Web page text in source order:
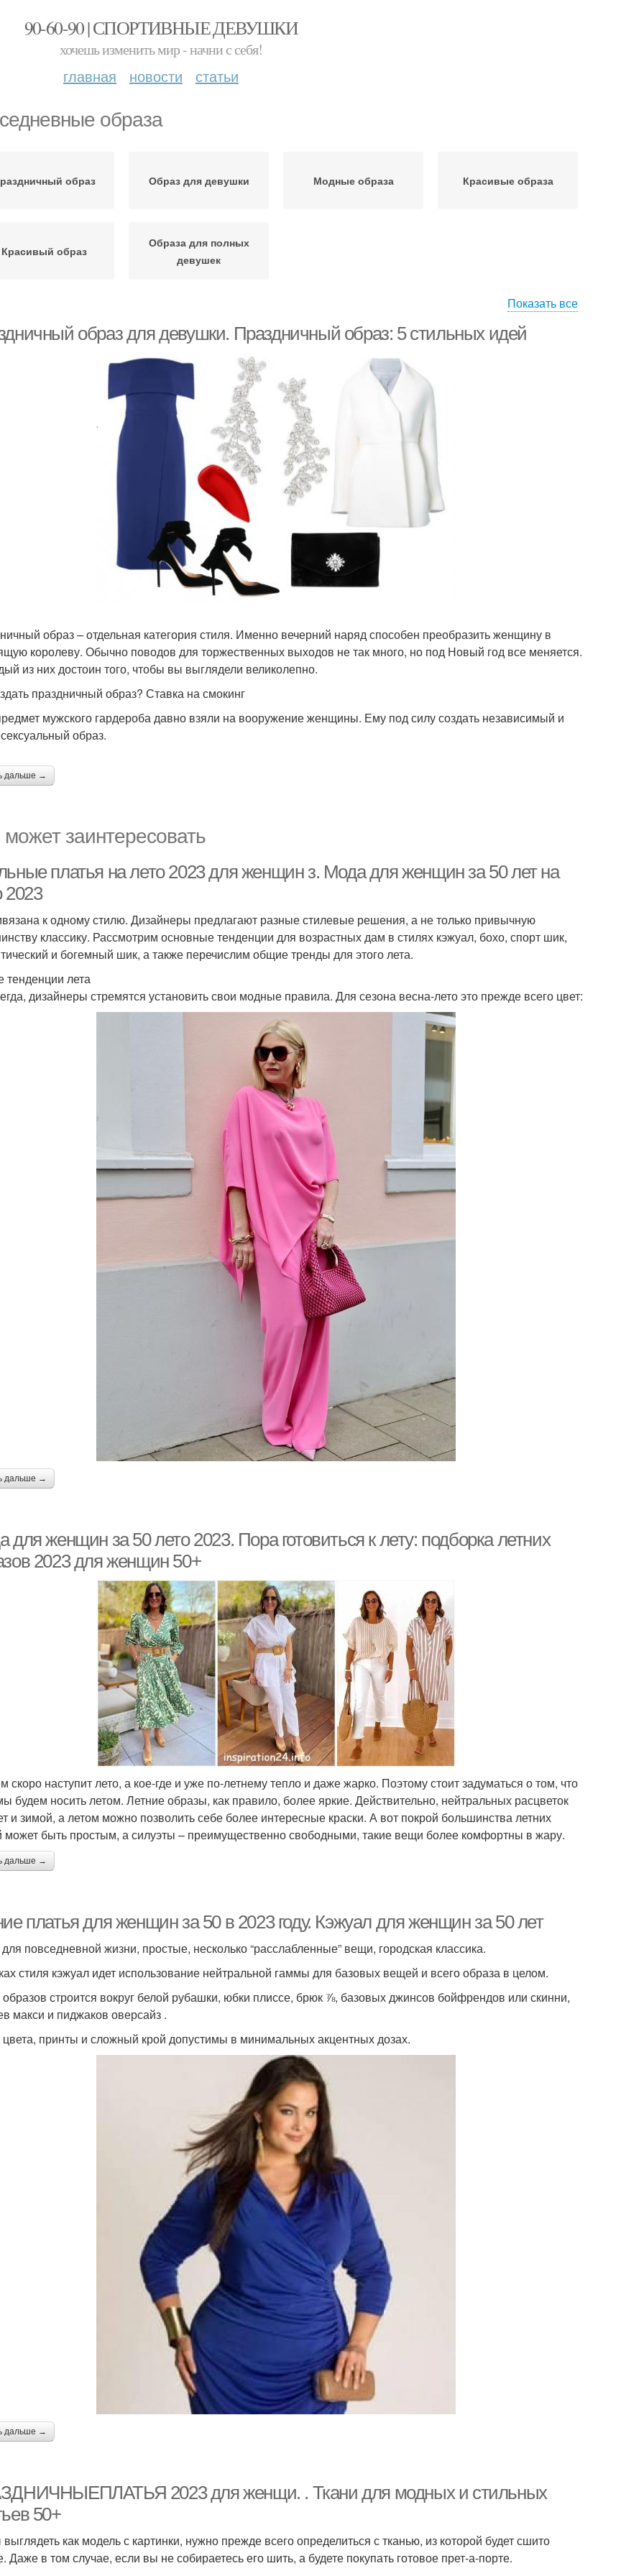
90-60-90 | СПОРТИВНЫЕ ДЕВУШКИ
хочешь изменить мир - начни с себя!
главная новости статьи
образа
образ Образ для девушки Модные образа Красивые образа
Красивый образ
Образа для полных
девушек
Показать все
образ для девушки. Праздничный образ: 5 стильных идей
образ – отдельная категория стиля. Именно вечерний наряд способен преобразить женщину в
королеву. Обычно поводов для торжественных выходов не так много, но под Новый год все меняется.
из них достоин того, чтобы вы выглядели великолепно.
праздничный образ? Ставка на смокинг
мужского гардероба давно взяли на вооружение женщины. Ему под силу создать независимый и
образ.
дальше →
заинтересовать
платья на лето 2023 для женщин з. Мода для женщин за 50 лет на
2023
к одному стилю. Дизайнеры предлагают разные стилевые решения, а не только привычную
классику. Рассмотрим основные тенденции для возрастных дам в стилях кэжуал, бохо, спорт шик,
и богемный шик, а также перечислим общие тренды для этого лета.
лета
дизайнеры стремятся установить свои модные правила. Для сезона весна-лето это прежде всего цвет:
дальше →
для женщин за 50 лето 2023. Пора готовиться к лету: подборка летних
2023 для женщин 50+
скоро наступит лето, а кое-где и уже по-летнему тепло и даже жарко. Поэтому стоит задуматься о том, что
будем носить летом. Летние образы, как правило, более яркие. Действительно, нейтральных расцветок
и зимой, а летом можно позволить себе более интересные краски. А вот покрой большинства летних
может быть простым, а силуэты – преимущественно свободными, такие вещи более комфортны в жару.
дальше →
платья для женщин за 50 в 2023 году. Кэжуал для женщин за 50 лет
повседневной жизни, простые, несколько “расслабленные” вещи, городская классика.
стиля кэжуал идет использование нейтральной гаммы для базовых вещей и всего образа в целом.
строится вокруг белой рубашки, юбки плиссе, брюк ⅞, базовых джинсов бойфрендов или скинни,
макси и пиджаков оверсайз .
принты и сложный крой допустимы в минимальных акцентных дозах.
дальше →
2023 для женщи. . Ткани для модных и стильных
50+
как модель с картинки, нужно прежде всего определиться с тканью, из которой будет сшито
Даже в том случае, если вы не собираетесь его шить, а будете покупать готовое прет-а-порте.